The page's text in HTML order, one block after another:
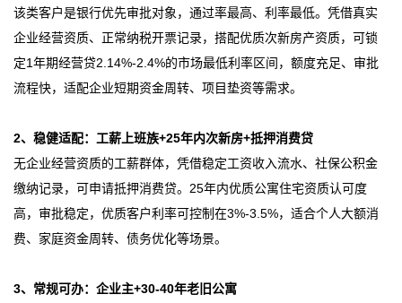
该类客户是银行优先审批对象，通过率最高、利率最低。凭借真实
企业经营资质、正常纳税开票记录，搭配优质次新房产资质，可锁
定1年期经营贷2.14%-2.4%的市场最低利率区间，额度充足、审批
流程快，适配企业短期资金周转、项目垫资等需求。
2、稳健适配：工薪上班族+25年内次新房+抵押消费贷
无企业经营资质的工薪群体，凭借稳定工资收入流水、社保公积金
缴纳记录，可申请抵押消费贷。25年内优质公寓住宅资质认可度
高，审批稳定，优质客户利率可控制在3%-3.5%，适合个人大额消
费、家庭资金周转、债务优化等场景。
3、常规可办：企业主+30-40年老旧公寓